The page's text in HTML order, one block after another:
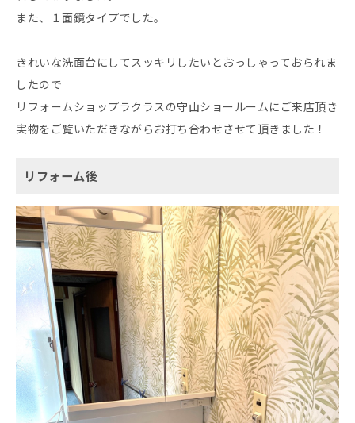
また、１面鏡タイプでした。
きれいな洗面台にしてスッキリしたいとおっしゃっておられま
したので
リフォームショップラクラスの守山ショールームにご来店頂き
実物をご覧いただきながらお打ち合わせさせて頂きました！
リフォーム後